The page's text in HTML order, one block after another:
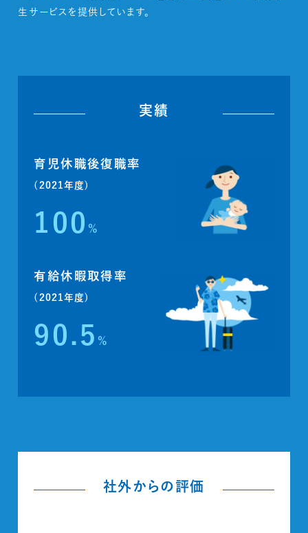
生サービスを提供しています。
実績
育児休職後復職率
(2021年度)
100 %
有給休暇取得率
(2021年度)
90.5 %
社外からの評価